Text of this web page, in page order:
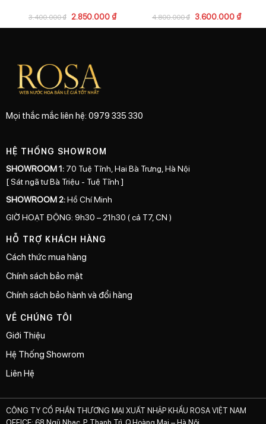
3.400.000₫ 2.850.000 ₫ 4.800.000₫ 3.600.000 ₫
Mọi thắc mắc liên hệ: 0979 335 330
HỆ THỐNG SHOWROM
SHOWROOM 1: 70 Tuệ Tĩnh, Hai Bà Trưng, Hà Nội
[ Sát ngã tư Bà Triệu - Tuệ Tĩnh ]
SHOWROOM 2:Hồ Chí Minh
GIỜ HOẠT ĐỘNG: 9h30 – 21h30 ( cả T7, CN )
HỖ TRỢ KHÁCH HÀNG
Cách thức mua hàng
Chính sách bảo mật
Chính sách bảo hành và đổi hàng
VỀ CHÚNG TÔI
Giới Thiệu
Hệ Thống Showrom
Liên Hệ
CÔNG TY CỔ PHẦN THƯƠNG MẠI XUẤT NHẬP KHẨU ROSA VIỆT NAM